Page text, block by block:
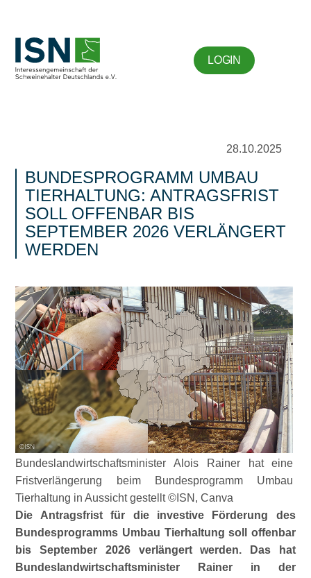
LOGIN
28.10.2025
BUNDESPROGRAMM UMBAU
TIERHALTUNG: ANTRAGSFRIST
SOLL OFFENBAR BIS
SEPTEMBER 2026 VERLÄNGERT
WERDEN
Bundeslandwirtschaftsminister Alois Rainer hat eine
Fristverlängerung beim Bundesprogramm Umbau
Tierhaltung in Aussicht gestellt ©ISN, Canva
Die Antragsfrist für die investive Förderung des
Bundesprogramms Umbau Tierhaltung soll offenbar
bis September 2026 verlängert werden. Das hat
Bundeslandwirtschaftsminister Rainer in der